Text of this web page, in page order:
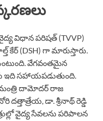
విధాన పరిషత్ (TVVP)
కేర్ (DSH) గా మారుస్తారు.
వేగవంతమైన
ఇది సహాయపడుతుంది.
మంత్రి దామోదర్ రాజ
దత్తాత్రేయ, డా. శ్రీనాథ్ రెడ్డి
వైద్య సేవలను పరిపాలన